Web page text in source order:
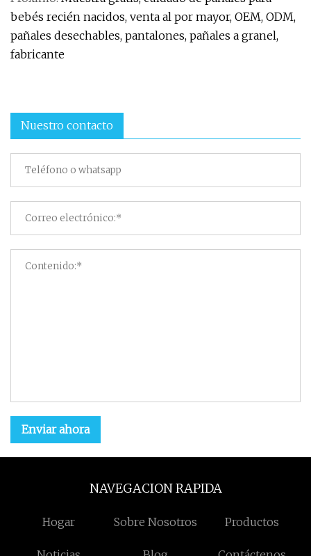
bebés recién nacidos, venta al por mayor, OEM, ODM,
pañales desechables, pantalones, pañales a granel,
fabricante
Nuestro contacto
Enviar ahora
NAVEGACION RAPIDA
Hogar Sobre Nosotros Productos